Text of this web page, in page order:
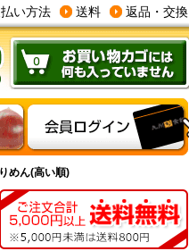
返品・交換
送料
い方法
めん(高い順)